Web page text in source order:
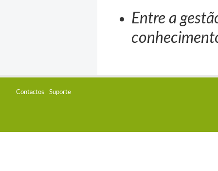
Entre a
Contactos Suporte